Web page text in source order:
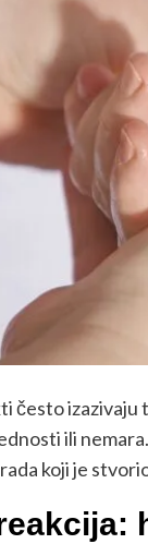
često
ili
koji je